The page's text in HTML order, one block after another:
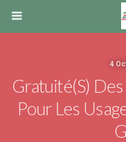
4
Gratuité(s)
Pour Les